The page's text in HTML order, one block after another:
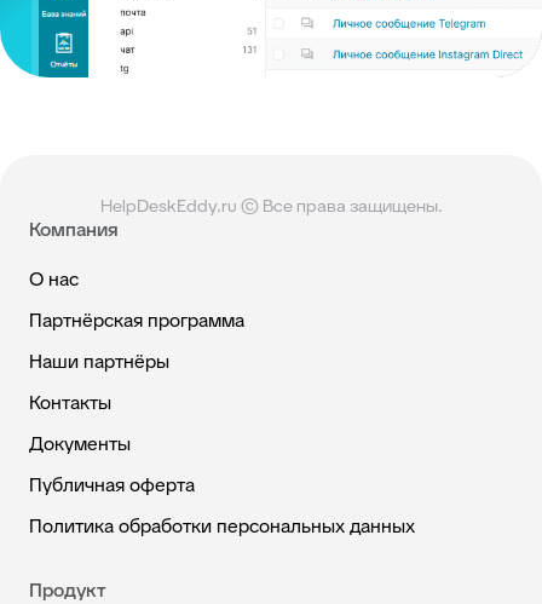
HelpDeskEddy.ru © Все права защищены.
Компания
О нас
Партнёрская программа
Наши партнёры
Контакты
Документы
Публичная оферта
Политика обработки персональных данных
Продукт